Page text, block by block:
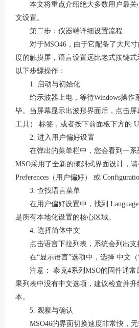
本文将重点介绍绝大多数用户最
文设置。
第二步：仪器端详细设置流程
对于MSO46，由于它配备了大尺
度的触摸屏，语言设置远比老式按键
以下步骤操作：
1. 启动与初始化
给示波器上电，等待Windows操作
毕。当屏幕显示出波形界面后，点击
工具） 标签，或者按下前面板下方的
2. 进入用户偏好设置
在弹出的菜单栏中，您会看到一
MSO采用了全新的倾斜式界面设计，
Preferences（用户偏好） 或
3. 查找语言菜单
在用户偏好设置中，找到
是所有本地化设置的核心区域。
4. 选择简体中文
点击语言下拉列表，系统会列出支
在“显示语言”选项中，选择 中文（
注意：
泰克4系列MSO的固件通
果列表中没有中文选项，建议检查并升
本。
5. 观察与确认
MSO46的界面切换速度非常快，